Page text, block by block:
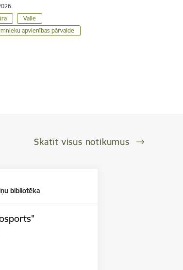
Valle
apvienības pārvalde
Skatīt visus notikumus
bibliotēka